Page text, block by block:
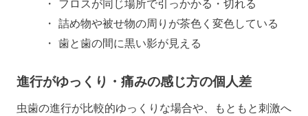
フロスが同じ場所で引っかかる・切れる
詰め物や被せ物の周りが茶色く変色している
歯と歯の間に黒い影が見える
進行がゆっくり・痛みの感じ方の個人差
虫歯の進行が比較的ゆっくりな場合や、もともと刺激へ